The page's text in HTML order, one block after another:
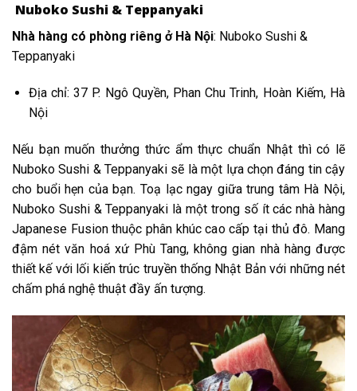
Nuboko Sushi & Teppanyaki
Nhà hàng có phòng riêng ở Hà Nội: Nuboko Sushi &
Teppanyaki
Địa chỉ: 37 P. Ngô Quyền, Phan Chu Trinh, Hoàn Kiếm, Hà
Nội
Nếu bạn muốn thưởng thức ẩm thực chuẩn Nhật thì có lẽ
Nuboko Sushi & Teppanyaki sẽ là một lựa chọn đáng tin cậy
cho buổi hẹn của bạn. Toạ lạc ngay giữa trung tâm Hà Nội,
Nuboko Sushi & Teppanyaki là một trong số ít các nhà hàng
Japanese Fusion thuộc phân khúc cao cấp tại thủ đô. Mang
đậm nét văn hoá xứ Phù Tang, không gian nhà hàng được
thiết kế với lối kiến trúc truyền thống Nhật Bản với những nét
chấm phá nghệ thuật đầy ấn tượng.